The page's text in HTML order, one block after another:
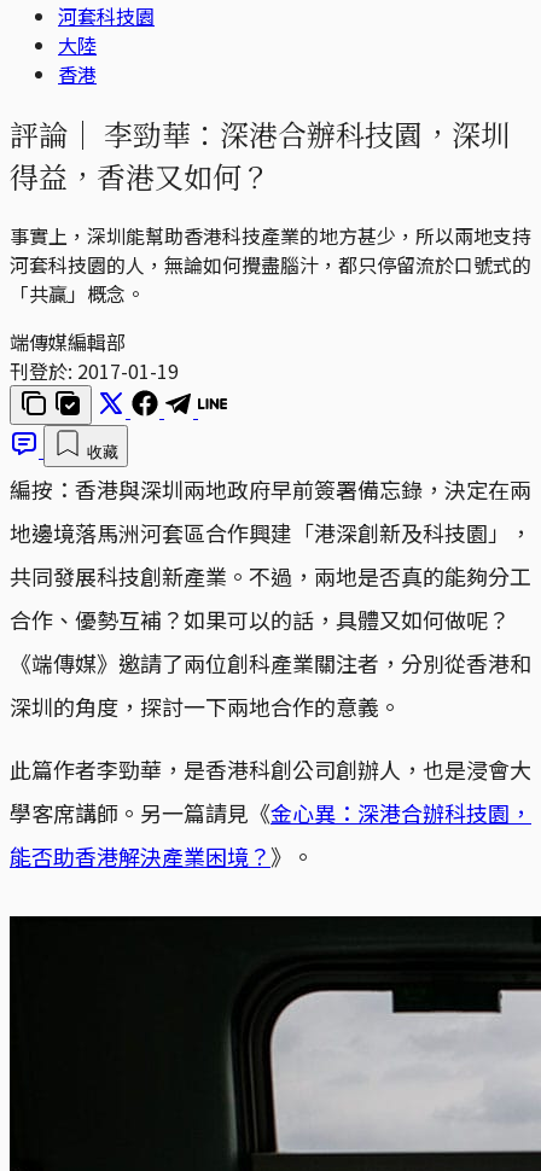
河套科技園
大陸
香港
評論｜ 李勁華：深港合辦科技園，深圳
得益，香港又如何？
事實上，深圳能幫助香港科技產業的地方甚少，所以兩地支持
河套科技園的人，無論如何攪盡腦汁，都只停留流於口號式的
「共贏」概念。
端傳媒編輯部
刊登於: 2017-01-19
收藏
編按：香港與深圳兩地政府早前簽署備忘錄，決定在兩
地邊境落馬洲河套區合作興建「港深創新及科技園」，
共同發展科技創新產業。不過，兩地是否真的能夠分工
合作、優勢互補？如果可以的話，具體又如何做呢？
《端傳媒》邀請了兩位創科產業關注者，分別從香港和
深圳的角度，探討一下兩地合作的意義。
此篇作者李勁華，是香港科創公司創辦人，也是浸會大
學客席講師。另一篇請見《金心異：深港合辦科技園，
能否助香港解決產業困境？》。